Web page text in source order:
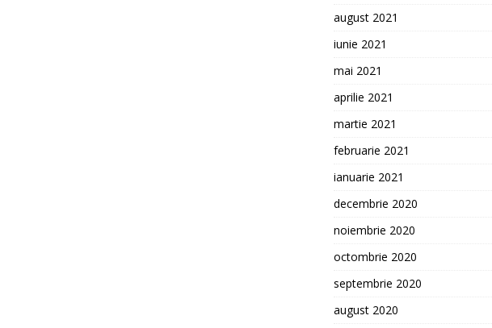
august 2021
iunie 2021
mai 2021
aprilie 2021
martie 2021
februarie 2021
ianuarie 2021
decembrie 2020
noiembrie 2020
octombrie 2020
septembrie 2020
august 2020